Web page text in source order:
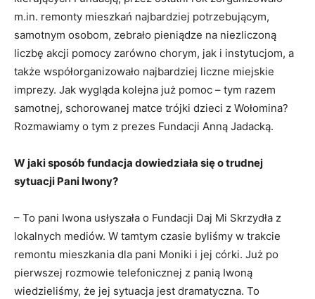
m.in. remonty mieszkań najbardziej potrzebującym,
samotnym osobom, zebrało pieniądze na niezliczoną
liczbę akcji pomocy zarówno chorym, jak i instytucjom, a
także współorganizowało najbardziej liczne miejskie
imprezy. Jak wygląda kolejna już pomoc – tym razem
samotnej, schorowanej matce trójki dzieci z Wołomina?
Rozmawiamy o tym z prezes Fundacji Anną Jadacką.
W jaki sposób fundacja dowiedziała się o trudnej
sytuacji Pani Iwony?
– To pani Iwona usłyszała o Fundacji Daj Mi Skrzydła z
lokalnych mediów. W tamtym czasie byliśmy w trakcie
remontu mieszkania dla pani Moniki i jej córki. Już po
pierwszej rozmowie telefonicznej z panią Iwoną
wiedzieliśmy, że jej sytuacja jest dramatyczna. To